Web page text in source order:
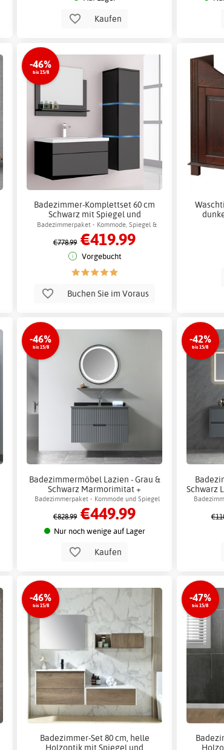
Kaufen
-46%
bis 15/8
Badezimmer-Komplettset 60 cm
Schwarz mit Spiegel und
Seitenschrank - Jack +
Klopapierhalterung
Badezimmerpaket - Kommode, Spiegel &
Badezimmerschrank mit LED-Beleuchtung
€778.99 €419.99
Vorgebucht
Buchen Sie im Voraus
-46%
bis 15/8
Badezimmermöbel Lazien - Grau &
Schwarz Marmorimitat +
Klopapierhalterung
Badezimmerpaket - Kommode und Spiegel
mit LED-Beleuchtung
€828.99 €449.99
Nur noch wenige auf Lager
Kaufen
-42%
bis 15/8
Schwarz
-46%
bis 15/8
Badezimmer-Set 80 cm, helle
Holzoptik mit Spiegel und
-47%
bis 15/8